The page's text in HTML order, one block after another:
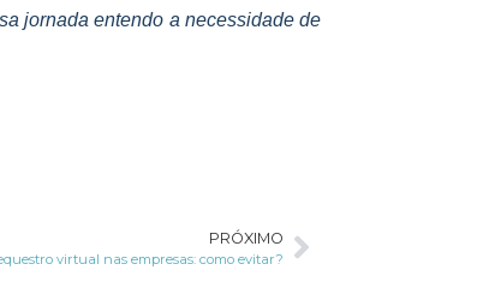
jornada entendo a necessidade de
PRÓXIMO
virtual nas empresas: como evitar?